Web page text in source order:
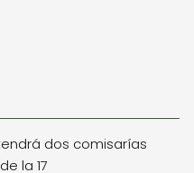
dos comisarías
la 17